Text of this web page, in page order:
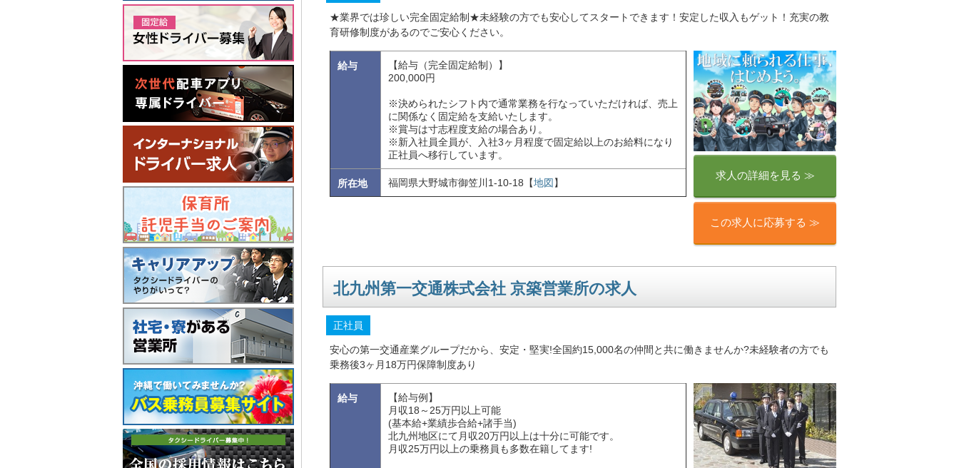
★業界では珍しい完全固定給制★未経験の方でも安心してスタートできます！安定した収入もゲット！充実の教
育研修制度があるのでご安心ください。
給与
【給与（完全固定給制）】
200,000円
※決められたシフト内で通常業務を行なっていただければ、売上
に関係なく固定給を支給いたします。
※賞与は寸志程度支給の場合あり。
※新入社員全員が、入社3ヶ月程度で固定給以上のお給料になり
正社員へ移行しています。
所在地 福岡県大野城市御笠川1-10-18【地図 】
求人の詳細を見る ≫
この求人に応募する ≫
北九州第一交通株式会社 京築営業所の求人
正社員
安心の第一交通産業グループだから、安定・堅実!全国約15,000名の仲間と共に働きませんか?未経験者の方でも
乗務後3ヶ月18万円保障制度あり
給与
【給与例】
月収18～25万円以上可能
(基本給+業績歩合給+諸手当)
北九州地区にて月収20万円以上は十分に可能です。
月収25万円以上の乗務員も多数在籍してます!